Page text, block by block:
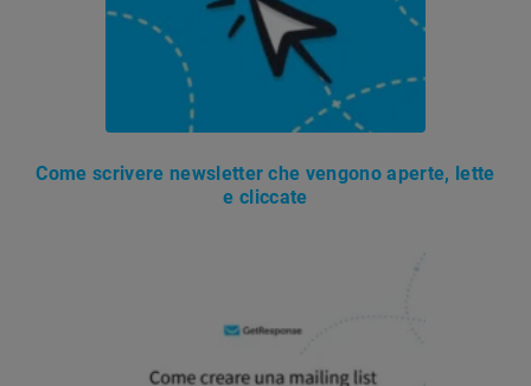
Come scrivere newsletter che vengono aperte, lette
e cliccate